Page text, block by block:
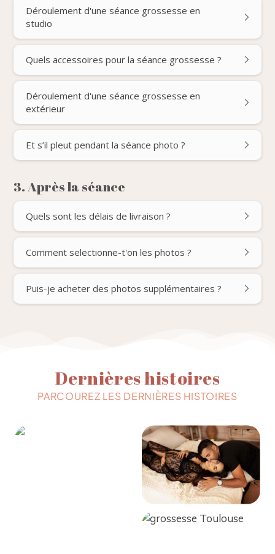
Déroulement d'une séance grossesse en
studio
Quels accessoires pour la séance grossesse ?
Déroulement d'une séance grossesse en
extérieur
Et s’il pleut pendant la séance photo ?
3. Après la séance
Quels sont les délais de livraison ?
Comment selectionne-t'on les photos ?
Puis-je acheter des photos supplémentaires ?
Dernières histoires
PARCOUREZ LES DERNIÈRES HISTOIRES
Séance photo
grossesse en studio :
Julien et Camille
attendent leur
premier enfant
Nathalia &